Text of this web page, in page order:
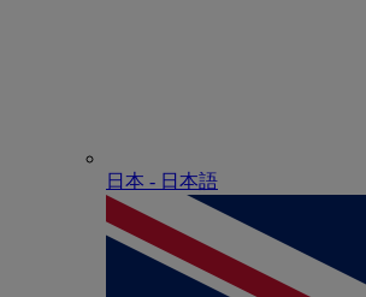
日本 - ⽇本語